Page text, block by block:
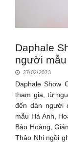
Daphale
người
27/02/2023
Daphale Show
tham gia, từ
đến dàn người
mẫu Hà Anh,
Bảo Hoàng,
Thảo Nhi ngồi